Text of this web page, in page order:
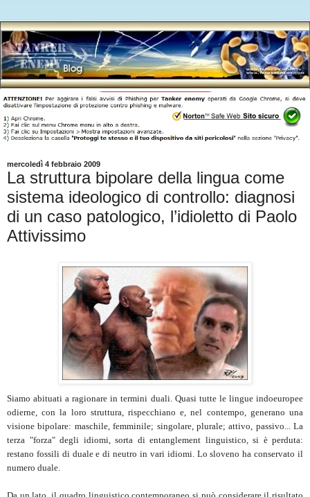
mercoledì 4 febbraio 2009
La struttura bipolare della lingua come
sistema ideologico di controllo: diagnosi
di un caso patologico, l’idioletto di Paolo
Attivissimo
Siamo abituati a ragionare in termini duali. Quasi tutte le lingue indoeuropee
odierne, con la loro struttura, rispecchiano e, nel contempo, generano una
visione bipolare: maschile, femminile; singolare, plurale; attivo, passivo... La
terza "forza" degli idiomi, sorta di entanglement linguistico, si è perduta:
restano fossili di duale e di neutro in vari idiomi. Lo sloveno ha conservato il
numero duale.